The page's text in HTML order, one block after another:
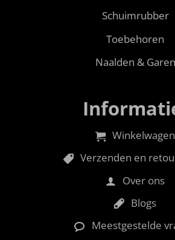
Schuimrubber
Toebehoren
Naalden & Garen
Winkelwagen
Verzenden en
Over ons
Blogs
Meestgestelde